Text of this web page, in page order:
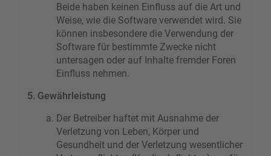
Beide haben keinen Einfluss auf die Art und
Weise, wie die Software verwendet wird. Sie
können insbesondere die Verwendung der
Software für bestimmte Zwecke nicht
untersagen oder auf Inhalte fremder Foren
Einfluss nehmen.
5. Gewährleistung
Der Betreiber haftet mit Ausnahme der
Verletzung von Leben, Körper und
Gesundheit und der Verletzung wesentlicher